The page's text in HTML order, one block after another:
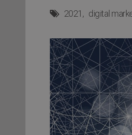
2021 digital